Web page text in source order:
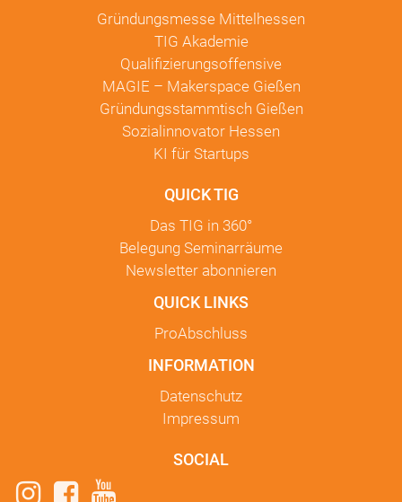
Gründungsmesse Mittelhessen
TIG Akademie
Qualifizierungsoffensive
MAGIE – Makerspace Gießen
Gründungsstammtisch Gießen
Sozialinnovator Hessen
KI für Startups
QUICK TIG
Das TIG in 360°
Belegung Seminarräume
Newsletter abonnieren
QUICK LINKS
ProAbschluss
INFORMATION
Datenschutz
Impressum
SOCIAL